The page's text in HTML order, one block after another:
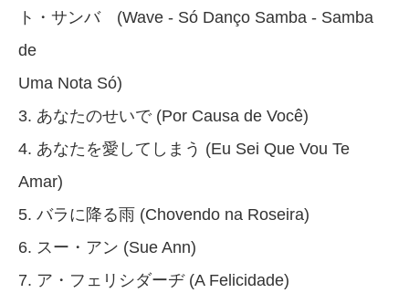
ト・サンバ (Wave - Só Danço Samba - Samba
de
Uma Nota Só)
3. あなたのせいで (Por Causa de Você)
4. あなたを愛してしまう (Eu Sei Que Vou Te
Amar)
5. バラに降る雨 (Chovendo na Roseira)
6. スー・アン (Sue Ann)
7. ア・フェリシダーヂ (A Felicidade)